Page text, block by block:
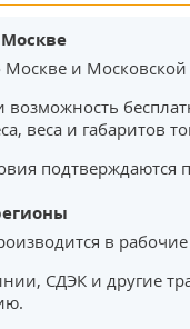
Москве и Московской
возможность
веса и габаритов
подтверждаются
в
СДЭК и другие